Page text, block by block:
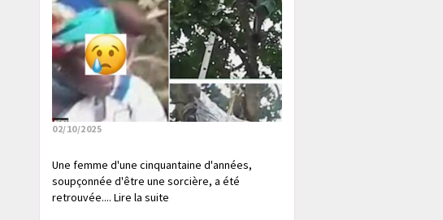
02/10/2025
Une femme d'une cinquantaine d'années,
soupçonnée d'être une sorcière, a été
retrouvée.... Lire la suite